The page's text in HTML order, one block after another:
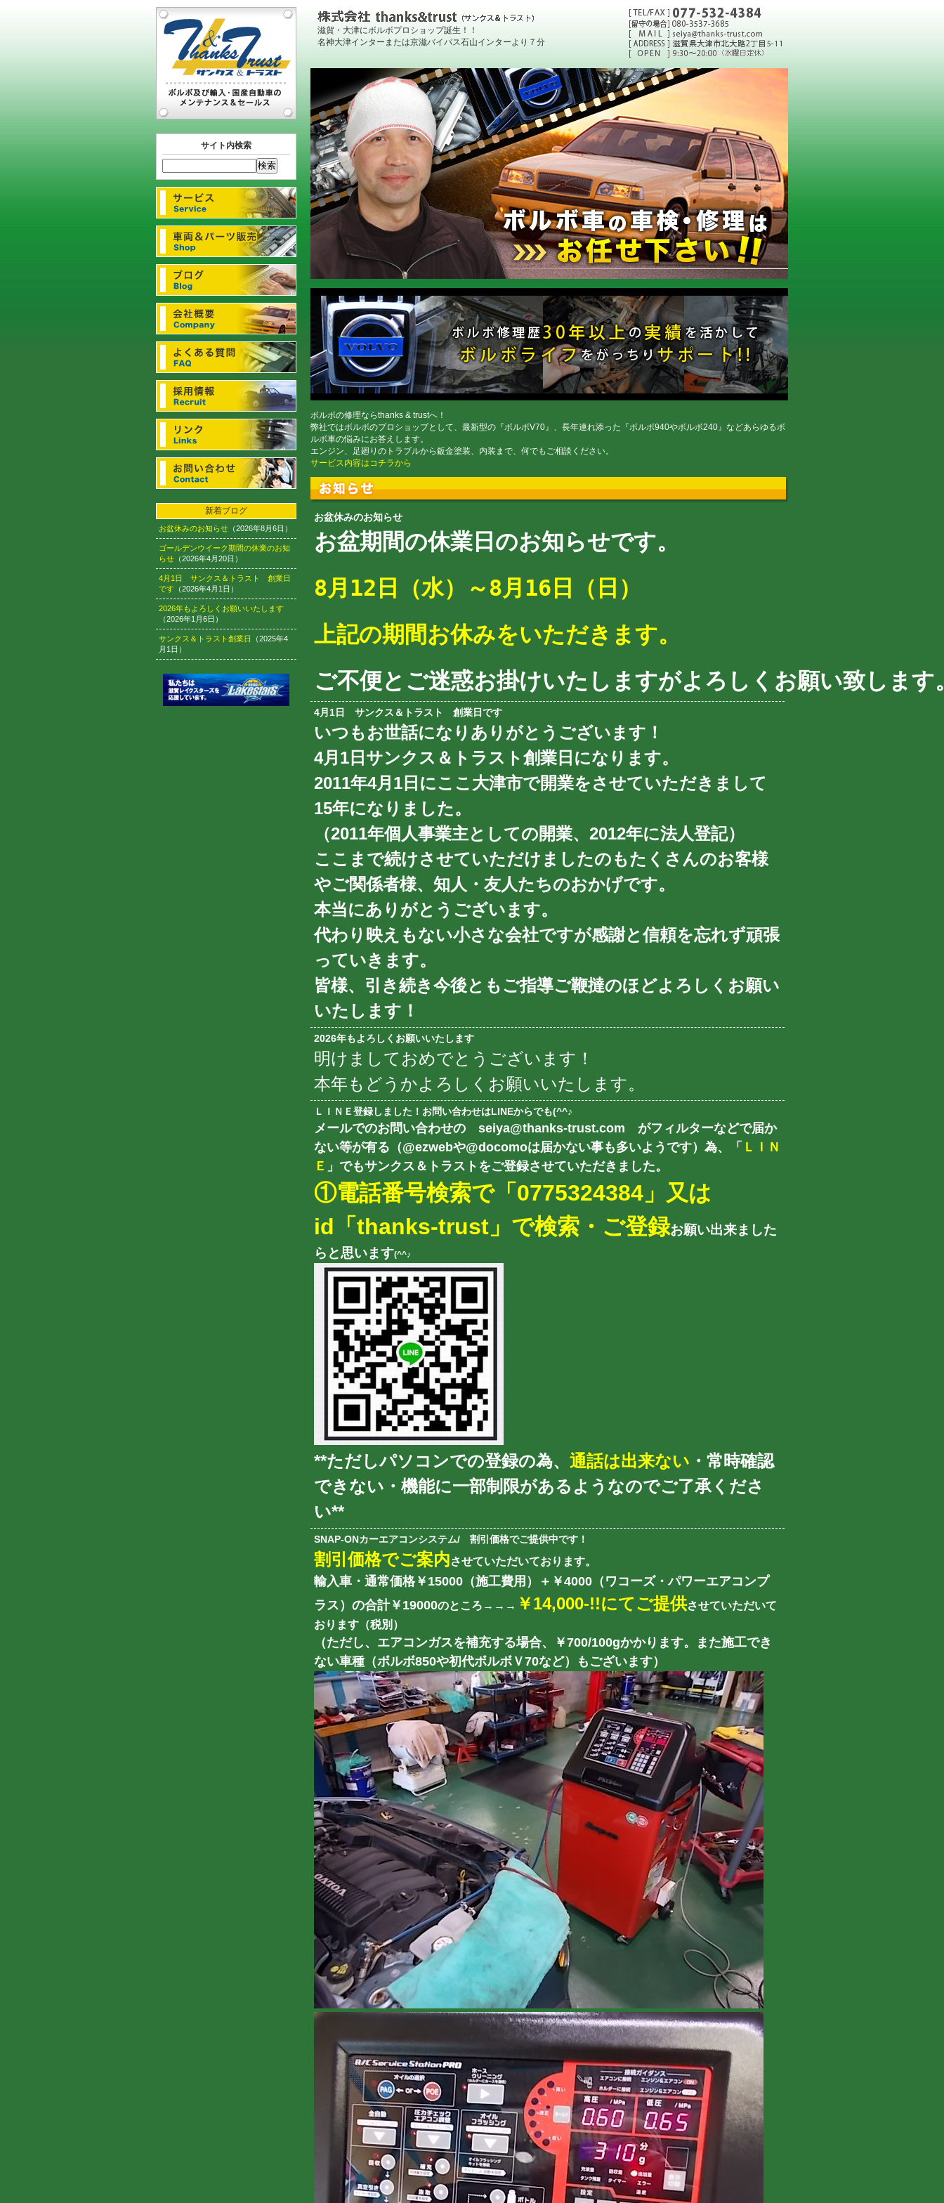
滋賀・大津にボルボプロショップ誕生！！
名神大津インターまたは京滋バイパス石山インターより７分
サイト内検索
新着ブログ
お盆休みのお知らせ （2026年8月6日）
ゴールデンウイーク期間の休業のお知
らせ （2026年4月20日）
4月1日 サンクス＆トラスト 創業日
です （2026年4月1日）
2026年もよろしくお願いいたします
（2026年1月6日）
サンクス＆トラスト創業日
（2025年4
月1日）
ボルボの修理ならthanks & trustへ！
弊社ではボルボのプロショップとして、最新型の『ボルボV70』、長年連れ添った『ボルボ940やボルボ240』などあらゆるボ
ルボ車の悩みにお答えします。
エンジン、足廻りのトラブルから鈑金塗装、内装まで、何でもご相談ください。
サービス内容はコチラから
お盆休みのお知らせ
お盆期間の休業日のお知らせです。
8月12日（水）～8月16日（日）
上記の期間お休みをいただきます。
ご不便とご迷惑お掛けいたしますがよろしくお願い致します
4月1日 サンクス＆トラスト 創業日です
いつもお世話になりありがとうございます！
4月1日サンクス＆トラスト創業日になります。
2011年4月1日にここ大津市で開業をさせていただきまして
15年になりました。
（2011年個人事業主としての開業、2012年に法人登記）
ここまで続けさせていただけましたのもたくさんのお客様
やご関係者様、知人・友人たちのおかげです。
本当にありがとうございます。
代わり映えもない小さな会社ですが感謝と信頼を忘れず頑張
っていきます。
皆様、引き続き今後ともご指導ご鞭撻のほどよろしくお願い
いたします！
2026年もよろしくお願いいたします
明けましておめでとうございます！
本年もどうかよろしくお願いいたします。
ＬＩＮＥ登録しました！お問い合わせはLINEからでも(^^♪
メールでのお問い合わせの seiya@thanks-trust.com がフィルターなどで届か
ない等が有る（@ezwebや@docomoは届かない事も多いようです）為、「
ＬＩＮ
Ｅ 」でもサンクス＆トラストをご登録させていただきました。
①電話番号検索で「0775324384」又は
id「thanks-trust」で検索・ご登録お願い出来ました
らと思います(^^♪
**ただしパソコンでの登録の為、 通話は出来ない ・常時確認
できない・機能に一部制限があるようなのでご了承くださ
い**
SNAP-ONカーエアコンシステム/ 割引価格でご提供中です！
割引価格でご案内させていただいております。
輸入車・通常価格￥15000（施工費用）＋￥4000（ワコーズ・パワーエアコンプ
ラス）の合計￥19000のところ→→→ ￥14,000-!!にてご提供させていただいて
おります（税別）
（ただし、エアコンガスを補充する場合、￥700/100gかかります。また施工でき
ない車種（ボルボ850や初代ボルボＶ70など）もございます）